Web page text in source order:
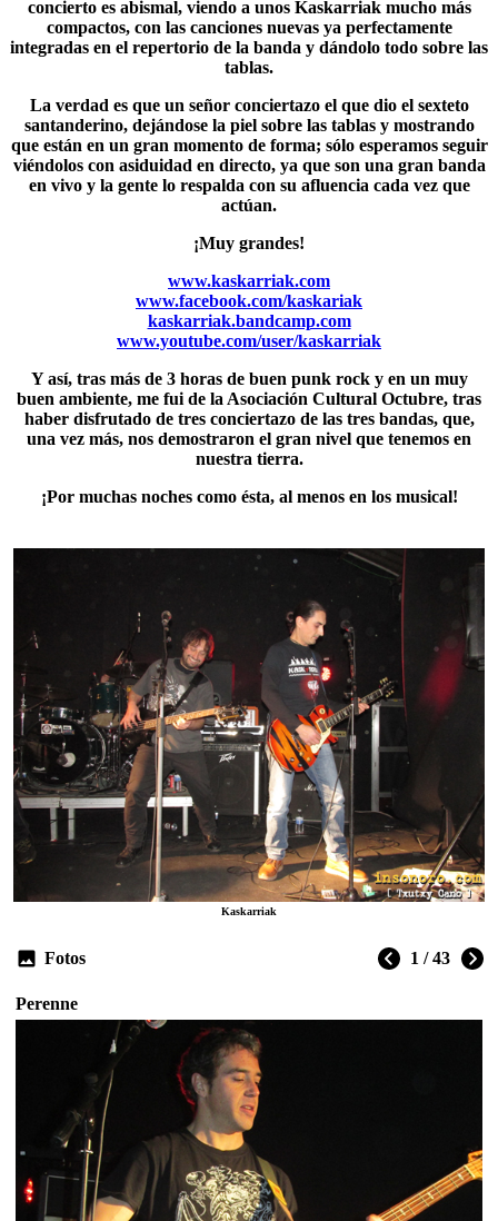
concierto es abismal, viendo a unos Kaskarriak mucho más
compactos, con las canciones nuevas ya perfectamente
integradas en el repertorio de la banda y dándolo todo sobre las
tablas.
La verdad es que un señor conciertazo el que dio el sexteto
santanderino, dejándose la piel sobre las tablas y mostrando
que están en un gran momento de forma; sólo esperamos seguir
viéndolos con asiduidad en directo, ya que son una gran banda
en vivo y la gente lo respalda con su afluencia cada vez que
actúan.
¡Muy grandes!
www.kaskarriak.com
www.facebook.com/kaskariak
kaskarriak.bandcamp.com
www.youtube.com/user/kaskarriak
Y así, tras más de 3 horas de buen punk rock y en un muy
buen ambiente, me fui de la Asociación Cultural Octubre, tras
haber disfrutado de tres conciertazo de las tres bandas, que,
una vez más, nos demostraron el gran nivel que tenemos en
nuestra tierra.
¡Por muchas noches como ésta, al menos en los musical!
Kaskarriak
Fotos 1 / 43
Perenne